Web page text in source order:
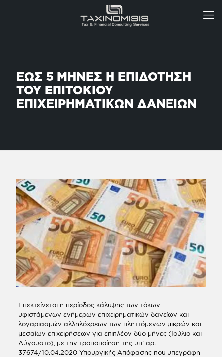
ΕΩΣ 5 ΜΗΝΕΣ Η ΕΠΙΔΟΤΗΣΗ
ΤΟΥ ΕΠΙΤΟΚΙΟΥ
ΕΠΙΧΕΙΡΗΜΑΤΙΚΩΝ ΔΑΝΕΙΩΝ
Επεκτείνεται η περίοδος κάλυψης των τόκων
υφιστάμενων ενήμερων επιχειρηματικών δανείων και
λογαριασμών αλληλόχρεων των πληττόμενων μικρών και
μεσαίων επιχειρήσεων για επιπλέον δύο μήνες (Ιούλιο και
Αύγουστο), με την τροποποίηση της υπ’ αρ.
37674/10.04.2020 Υπουργικής Απόφασης που υπεγράφη